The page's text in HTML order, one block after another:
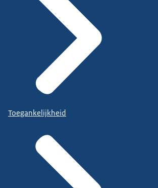
Toegankelijkheid